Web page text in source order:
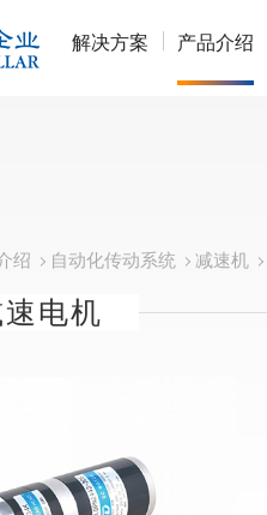
解决方案 产品介绍
绍 自动化传动系统 减速机
电机